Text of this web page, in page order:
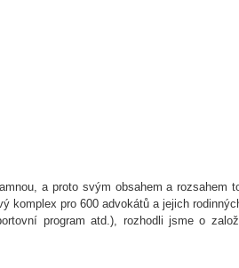
a proto svým obsahem a rozsahem
komplex pro 600 advokátů a jejich
program atd.), rozhodli jsme o